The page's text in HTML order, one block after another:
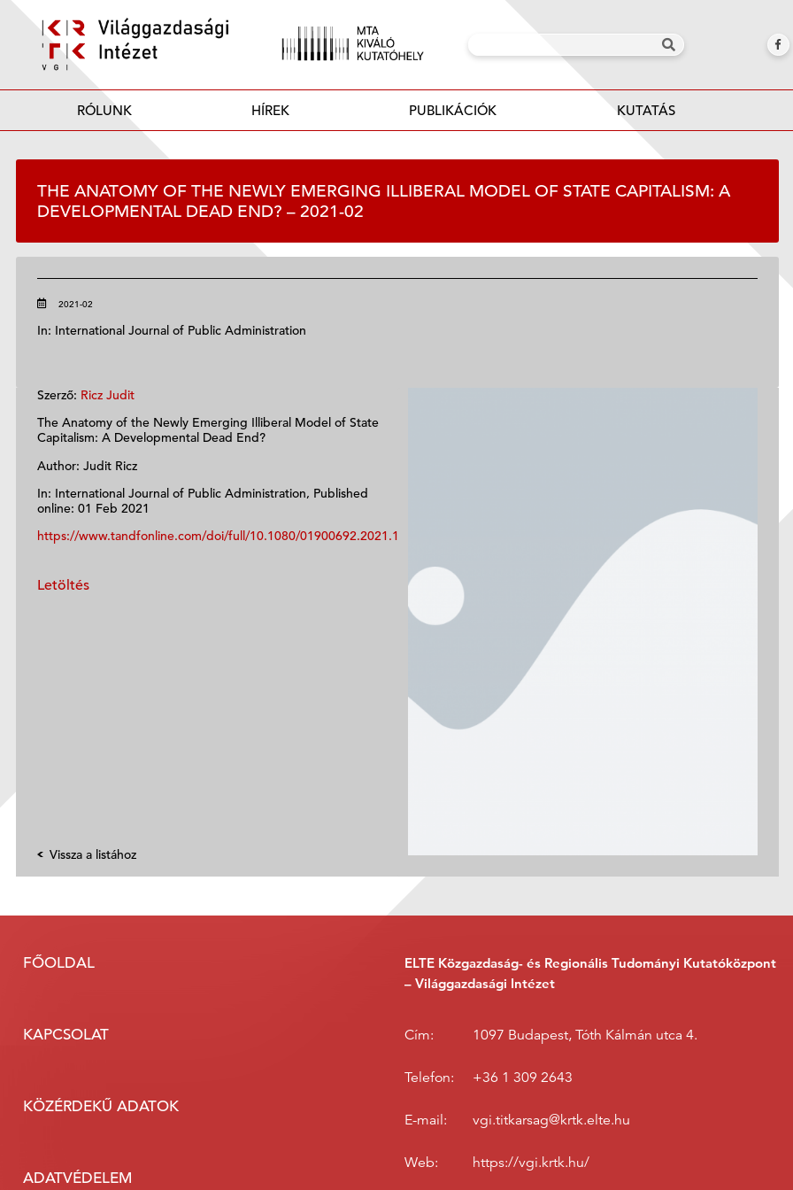
RÓLUNK HÍREK PUBLIKÁCIÓK KUTATÁS
THE ANATOMY OF THE NEWLY EMERGING ILLIBERAL MODEL OF STATE CAPITALISM: A
DEVELOPMENTAL DEAD END? – 2021-02
2021-02
In: International Journal of Public Administration
Szerző: Ricz Judit
The Anatomy of the Newly Emerging Illiberal Model of State
Capitalism: A Developmental Dead End?
Author: Judit Ricz
In: International Journal of Public Administration, Published
online: 01 Feb 2021
https://www.tandfonline.com/doi/full/10.1080/01900692.2021.1874984
Letöltés
Vissza a listához
FŐOLDAL
KAPCSOLAT
KÖZÉRDEKŰ ADATOK
ADATVÉDELEM
ELTE Közgazdaság- és Regionális Tudományi Kutatóközpont
– Világgazdasági Intézet
Cím: 1097 Budapest, Tóth Kálmán utca 4.
Telefon: +36 1 309 2643
E-mail: vgi.titkarsag@krtk.elte.hu
Web: https://vgi.krtk.hu/